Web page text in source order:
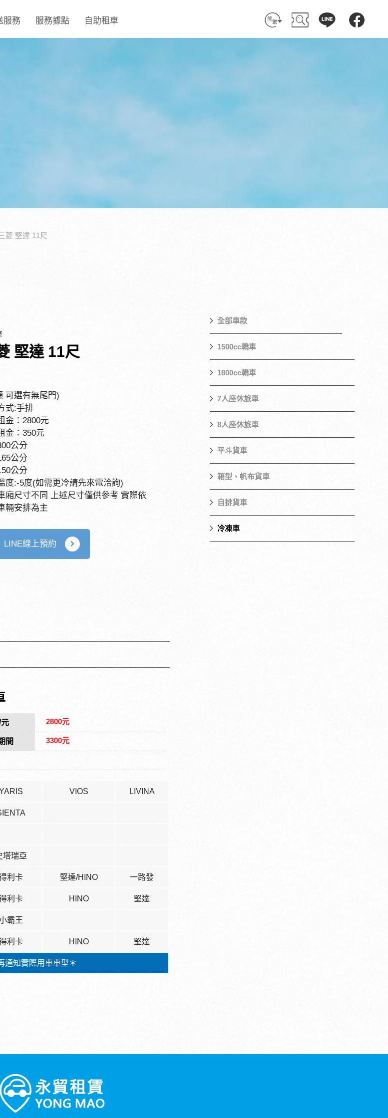
服務 服務據點 自助租車
粉絲團
客 服
搜 尋
简 体
菱 堅達 11尺
堅達 11尺
可選有無尾門)
式:手排
金：2800元
金：350元
公分
公分
公分
度:-5度(如需更冷請先來電洽詢)
廂尺寸不同 上述尺寸僅供參考 實際依
輛安排為主
LINE線上預約
2800元
間 3300元
VIOS LIVINA
塔瑞亞
利卡 堅達/HINO 一路發
利卡 HINO 堅達
霸王
利卡 HINO 堅達
通知實際用車車型＊
全部車款
1500cc轎車
1800cc轎車
7人座休旅車
8人座休旅車
平斗貨車
箱型、帆布貨車
自排貨車
冷凍車